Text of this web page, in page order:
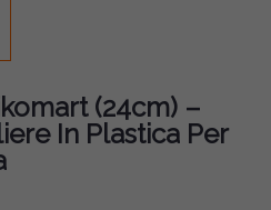
(24cm) –
In Plastica Per